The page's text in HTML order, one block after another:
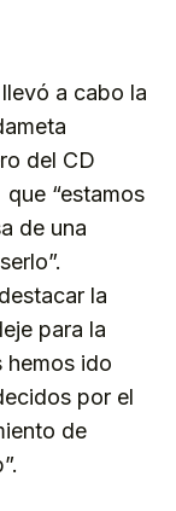
a cabo la
del CD
“estamos
de una
la
para la
hemos ido
por el
de